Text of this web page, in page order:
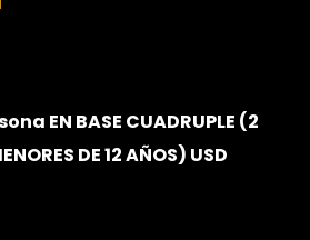
EN BASE CUADRUPLE (2
DE 12 AÑOS) USD